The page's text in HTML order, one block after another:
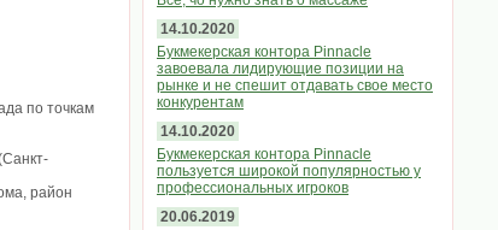
по точкам
район
14.10.2020
Букмекерская контора Pinnacle
завоевала лидирующие позиции на
рынке и не спешит отдавать свое место
конкурентам
14.10.2020
Букмекерская контора Pinnacle
пользуется широкой популярностью у
профессиональных игроков
20.06.2019